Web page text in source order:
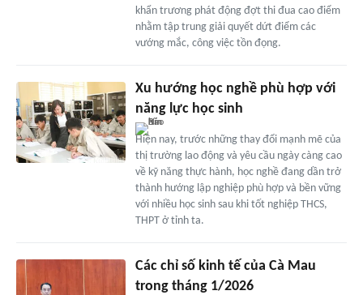
khẩn trương phát động đợt thi đua cao điểm
nhằm tập trung giải quyết dứt điểm các
vướng mắc, công việc tồn đọng.
Xu hướng học nghề phù hợp với
năng lực học sinh
Hiện nay, trước những thay đổi mạnh mẽ của
thị trường lao động và yêu cầu ngày càng cao
về kỹ năng thực hành, học nghề đang dần trở
thành hướng lập nghiệp phù hợp và bền vững
với nhiều học sinh sau khi tốt nghiệp THCS,
THPT ở tỉnh ta.
Các chỉ số kinh tế của Cà Mau
trong tháng 1/2026